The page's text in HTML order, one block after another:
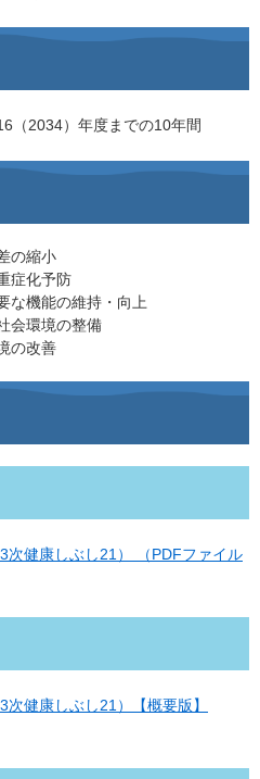
（2034）年度までの10年間
の縮小
症化予防
な機能の維持・向上
会環境の整備
の改善
次健康しぶし21） （PDFファイル
健康しぶし21）【概要版】